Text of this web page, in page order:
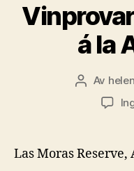
á la
Av
Las Moras